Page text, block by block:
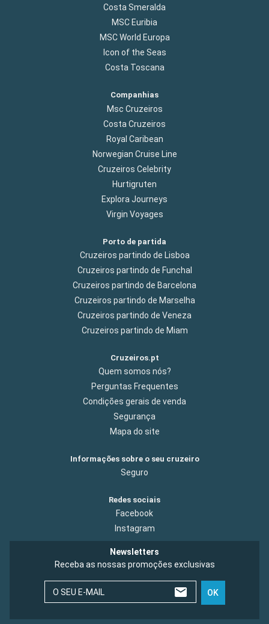
Costa Smeralda
MSC Euribia
MSC World Europa
Icon of the Seas
Costa Toscana
Companhias
Msc Cruzeiros
Costa Cruzeiros
Royal Caribean
Norwegian Cruise Line
Cruzeiros Celebrity
Hurtigruten
Explora Journeys
Virgin Voyages
Porto de partida
Cruzeiros partindo de Lisboa
Cruzeiros partindo de Funchal
Cruzeiros partindo de Barcelona
Cruzeiros partindo de Marselha
Cruzeiros partindo de Veneza
Cruzeiros partindo de Miam
Cruzeiros.pt
Quem somos nós?
Perguntas Frequentes
Condições gerais de venda
Segurança
Mapa do site
Informações sobre o seu cruzeiro
Seguro
Redes sociais
Facebook
Instagram
Newsletters
Receba as nossas promoções exclusivas
O SEU E-MAIL OK